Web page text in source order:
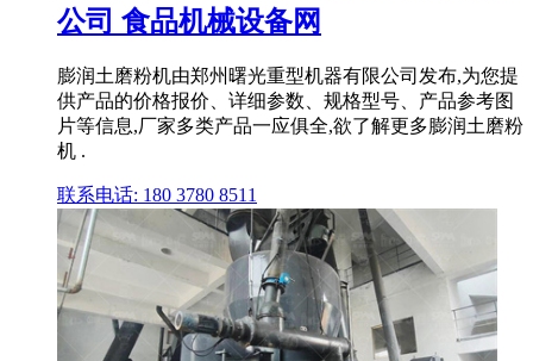
公司 食品机械设备网
膨润土磨粉机由郑州曙光重型机器有限公司发布,为您提
供产品的价格报价、详细参数、规格型号、产品参考图
片等信息,厂家多类产品一应俱全,欲了解更多膨润土磨粉
机 .
联系电话: 180 3780 8511